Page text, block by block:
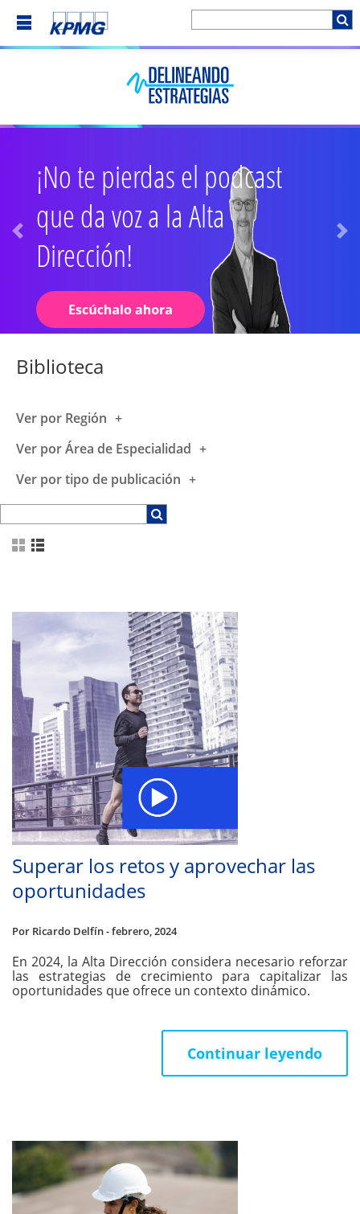
¡No te pierdas el podcast
que da voz a la Alta
Dirección!
Biblioteca
Ver por Región
Ver por Área de Especialidad
Ver por tipo de publicación
Superar los retos y aprovechar las
oportunidades
Por Ricardo Delfín - febrero, 2024
En 2024, la Alta Dirección considera necesario reforzar
las estrategias de crecimiento para capitalizar las
oportunidades que ofrece un contexto dinámico.
Continuar leyendo